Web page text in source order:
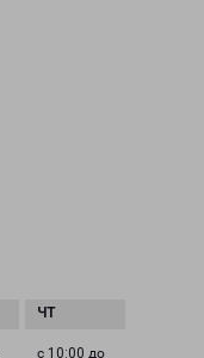
с 10:00 до